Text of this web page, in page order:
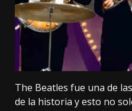
The Beatles fue una de
de la historia y esto no